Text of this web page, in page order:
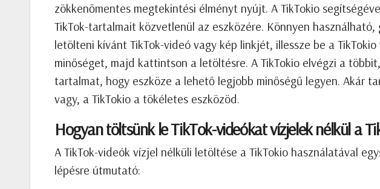
zökkenőmentes megtekintési élményt nyújt. A TikTokio
TikTok-tartalmait közvetlenül az eszközére. Könnyen
letölteni kívánt TikTok-videó vagy kép linkjét, illessze be a
minőséget, majd kattintson a letöltésre. A TikTokio elvégzi a
tartalmat, hogy eszköze a lehető legjobb minőségű legyen. Akár
vagy, a TikTokio a tökéletes eszközöd.
Hogyan töltsünk le TikTok-videókat vízjelek nélkül a
A TikTok-videók vízjel nélküli letöltése a TikTokio használatával
lépésre útmutató: